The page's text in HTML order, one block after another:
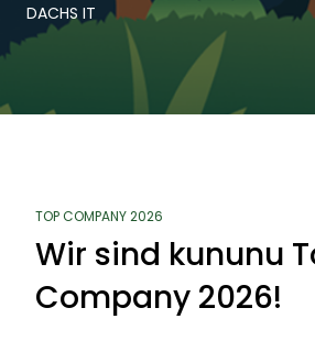
DACHS IT
TOP COMPANY 2026
Wir sind kununu
Company 2026!